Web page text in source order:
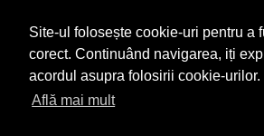
Site-ul folosește cookie-uri pentru a
corect. Continuând navigarea, iți
acordul asupra folosirii cookie-urilor.
Află mai mult